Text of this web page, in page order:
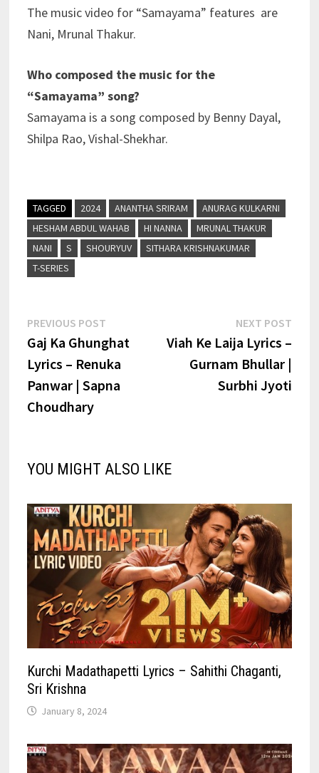
The music video for “Samayama” features are
Nani, Mrunal Thakur.
Who composed the music for the
“Samayama” song?
Samayama is a song composed by Benny Dayal,
Shilpa Rao, Vishal-Shekhar.
TAGGED 2024 ANANTHA SRIRAM
ANURAG KULKARNI
HESHAM ABDUL WAHAB
HI NANNA
MRUNAL THAKUR
NANI
S SHOURYUV
SITHARA KRISHNAKUMAR
T-SERIES
Post
navigation
PREVIOUS POSTPrevious
post:
Gaj Ka Ghunghat
Lyrics – Renuka
Panwar | Sapna
Choudhary
NEXT POST
Viah Ke Laija Lyrics –
Gurnam Bhullar |
Surbhi Jyoti
YOU MIGHT ALSO LIKE
Kurchi Madathapetti Lyrics – Sahithi Chaganti,
Sri Krishna
January 8, 2024